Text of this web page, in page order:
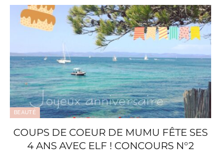
BEAUTÉ
COUPS DE COEUR DE MUMU FÊTE SES
4 ANS AVEC ELF ! CONCOURS N°2